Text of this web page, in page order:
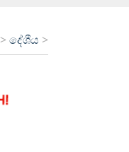
>දේශීය >